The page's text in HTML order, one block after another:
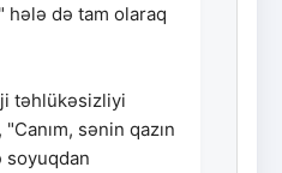
hələ də tam olaraq
təhlükəsizliyi
sənin qazın
soyuqdan